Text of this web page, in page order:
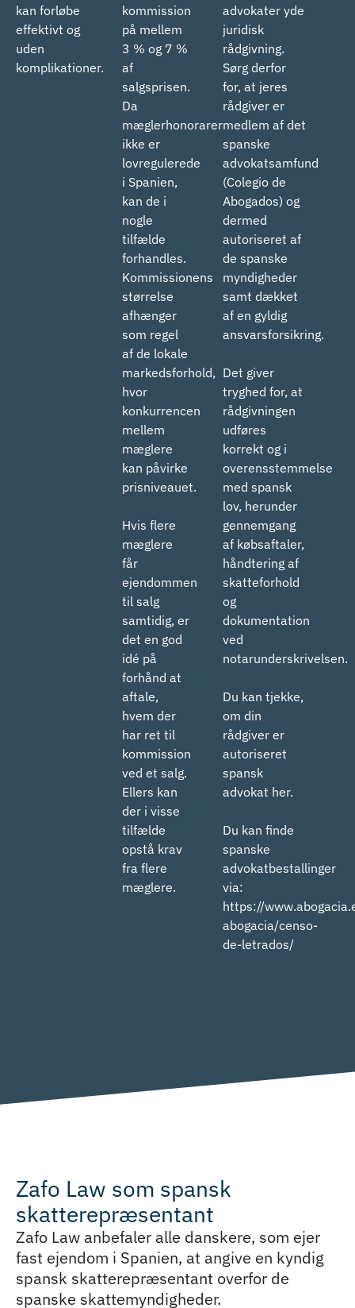
kan forløbe
effektivt og
uden
komplikationer.
kommission
på mellem
3 % og 7 %
af
salgsprisen.
Da
mæglerhonorarer
ikke er
lovregulerede
i Spanien,
kan de i
nogle
tilfælde
forhandles.
Kommissionens
størrelse
afhænger
som regel
af de lokale
markedsforhold,
hvor
konkurrencen
mellem
mæglere
kan påvirke
prisniveauet.
Hvis flere
mæglere
får
ejendommen
til salg
samtidig, er
det en god
idé på
forhånd at
aftale,
hvem der
har ret til
kommission
ved et salg.
Ellers kan
der i visse
tilfælde
opstå krav
fra flere
mæglere.
advokater yde
juridisk
rådgivning.
Sørg derfor
for, at jeres
rådgiver er
medlem af det
spanske
advokatsamfund
(Colegio de
Abogados) og
dermed
autoriseret af
de spanske
myndigheder
samt dækket
af en gyldig
ansvarsforsikring.
Det giver
tryghed for, at
rådgivningen
udføres
korrekt og i
overensstemmelse
med spansk
lov, herunder
gennemgang
af købsaftaler,
håndtering af
skatteforhold
og
dokumentation
ved
notarunderskrivelsen.
Du kan tjekke,
om din
rådgiver er
autoriseret
spansk
advokat her.
Du kan finde
spanske
advokatbestallinger
via:
https://
abogacia/censo-
de-letrados/
Zafo Law som spansk
skatterepræsentant
Zafo Law anbefaler alle danskere, som ejer
fast ejendom i Spanien, at angive en kyndig
spansk skatterepræsentant overfor de
spanske skattemyndigheder.